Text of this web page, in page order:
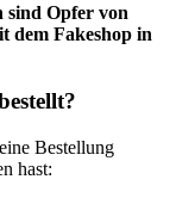
sind Opfer von
dem Fakeshop in
eine Bestellung
hast: